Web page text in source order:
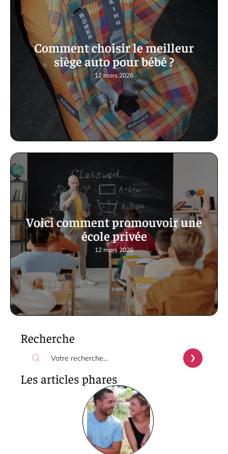
Comment choisir le meilleur
siège auto pour bébé ?
12 mars 2026
Voici comment promouvoir une
école privée
12 mars 2026
Recherche
Les articles phares